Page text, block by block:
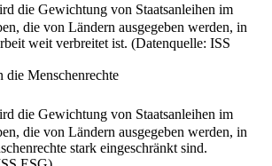
die Gewichtung von Staatsanleihen im
die von Ländern ausgegeben werden, in
weit verbreitet ist. (Datenquelle: ISS
die Menschenrechte
die Gewichtung von Staatsanleihen im
die von Ländern ausgegeben werden, in
stark eingeschränkt sind.